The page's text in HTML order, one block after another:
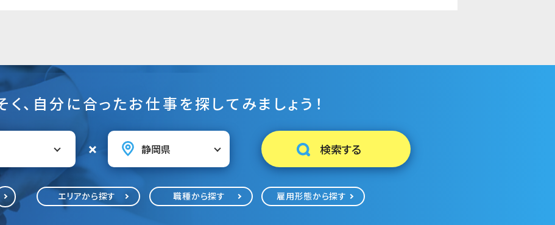
く、自分に合ったお仕事を探してみましょう！
エリアから探す 職種から探す 雇用形態から探す